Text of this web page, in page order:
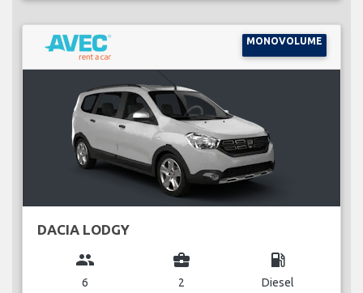
MONOVOLUME
DACIA LODGY
group
6
business_center
2
local_gas_station
Diesel